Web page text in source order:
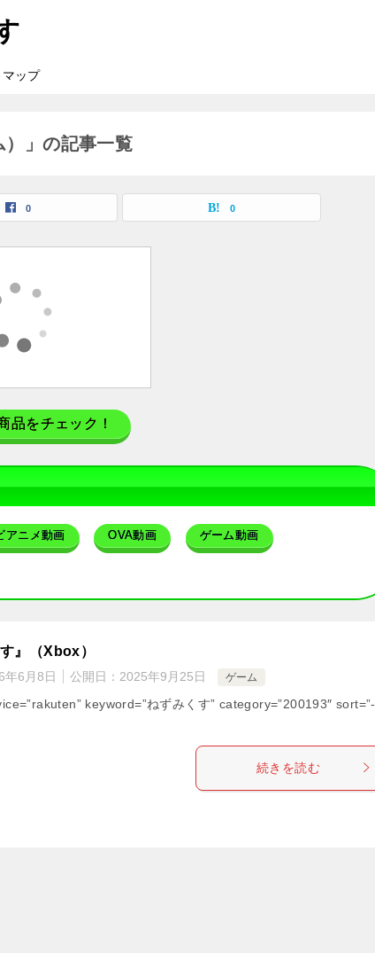
ップ
）」の記事一覧
0 0
品をチェック！
アニメ動画 OVA動画 ゲーム動画
』（Xbox）
年6月8日 公開日： 2025年9月25日 ゲーム
keyword=”ねずみくす” category=”200193″ sort=”-
続きを読む